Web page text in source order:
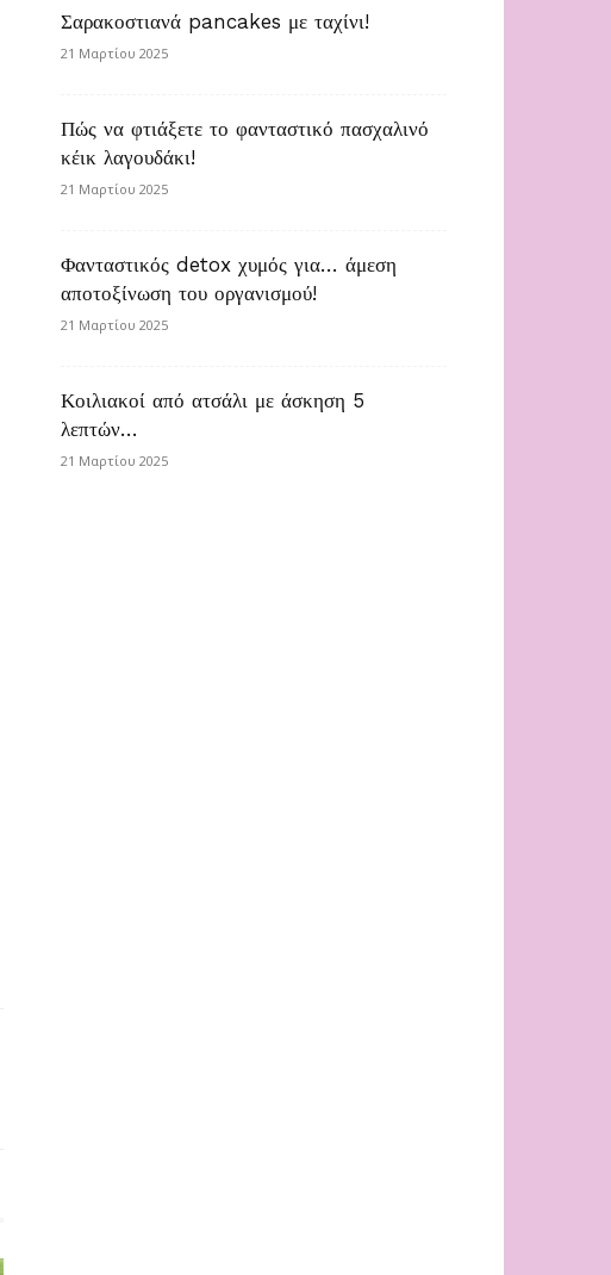
Σαρακοστιανά pancakes με ταχίνι!
21 Μαρτίου 2025
Πώς να φτιάξετε το φανταστικό πασχαλινό
κέικ λαγουδάκι!
21 Μαρτίου 2025
Φανταστικός detox χυμός για… άμεση
αποτοξίνωση του οργανισμού!
21 Μαρτίου 2025
Κοιλιακοί από ατσάλι με άσκηση 5
λεπτών…
21 Μαρτίου 2025